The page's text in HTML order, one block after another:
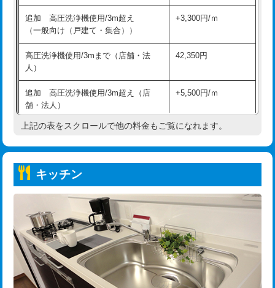
交換・取付（その他部品） 11,000円+材料費
持込商品取付（単水栓） 13,200円
持込商品取付（混合水栓）
持込商品取付（浄水器・分岐水栓） 16,500円
持込商品取付（温水洗浄便座） 22,000円
持込商品取付（普通便座⇔温水洗浄便
22,000円
給水管工事※（ホール加工)
給水管工事※（バンド止め) 3,300円
給水管工事※（支持金具設置) 5,500円
給水管工事※（保温材使用（バンド止
め込み）)
5,500円
追加 高圧洗浄機使用/3m超え
（一般向け（戸建て・集合））
+3,300円/ｍ
高圧洗浄機使用/3mまで（店舗・法
人）
42,350円
追加 高圧洗浄機使用/3m超え（店
舗・法人）
+5,500円/ｍ
高度高圧洗浄換 現地調査
トーラー機使用/3mまで
追加トーラー機使用/3m超え +3,300円
カメラ調査 33,000円
桝清掃 8,800円
止水・漏水調査・防水処理・清掃・修
11,000円
上記の表をスクロールで他の料金もご覧になれます。
キッチン